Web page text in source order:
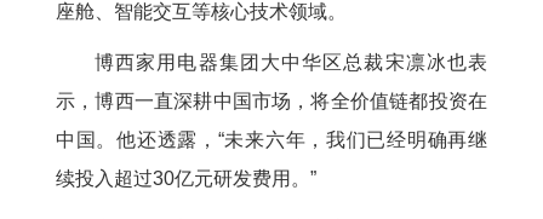
座舱、智能交互等核心技术领域。
博西家用电器集团大中华区总裁宋凛冰也表
示，博西一直深耕中国市场，将全价值链都投资在
中国。他还透露，“未来六年，我们已经明确再继
续投入超过30亿元研发费用。”